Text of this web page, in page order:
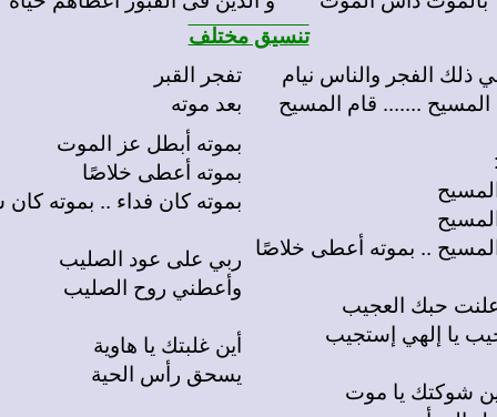
تنسيق مختلف
المسيح ....... قام المسيح
.. بموته أعطى خلاصًا
يا إلهي إستجيب
تفجر القبر
بعد موته
بموته أبطل عز الموت
بموته أعطى خلاصًا
بموته كان فداء .. بموته كان
ربي على عود الصليب
وأعطني روح الصليب
أين غلبتك يا هاوية
يسحق رأس الحية